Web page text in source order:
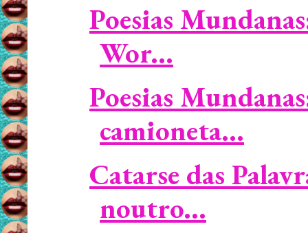
Poesias
Wor...
Poesias
camioneta...
Catarse das
noutro...